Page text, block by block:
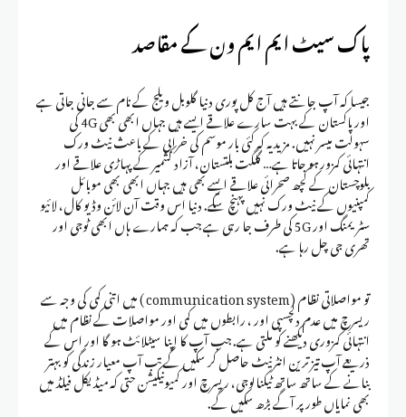
پاک سیٹ ایم ایم ون کے مقاصد
جیسا کہ آپ جانتے ہیں آج کل پوری دنیا گلوبل ویلج کے نام سے جانی جاتی ہے
اور پاکستان کے بہت سارے علاقے ایسے ہیں جہاں ابھی بھی 4G کی
سہولت میسر نہیں. مزید یہ کہ کئی بار موسم کی خرابی کے باعث نیٹ ورک
انتہائی کمزور ہو جاتا ہے… گلگت بلتستان، آزاد کشمیر کے پہاڑی علاقے اور
بلوچستان کے کچھ صحرائی علاقے ایسے بھی ہیں جہاں ابھی بھی موبائل
کمپنیوں کے نیٹ ورک نہیں پہنچ سکے. دنیا اس وقت آن لائن وڈیو کال، لائیو
سٹریمنگ اور 5G کی طرف جا رہی ہے جب کہ ہمارے ہاں ابھی ٹوجی اور
تھری جی چل رہا ہے.
تو مواصلاتی نظام (communication system ) میں اتنی کمی کی وجہ سے
ریسرچ میں عدم دلچسپی اور ، رابطوں میں کمی اور مواصلات کے نظام میں
انتہائی کمزوری دیکھنے کو ملتی ہے. جب آپ کا اپنا سیٹلائٹ ہو گا اور اس کے
ذریعے آپ تیز ترین انٹرنیٹ حاصل کر سکیں گے تب آپ معیار زندگی کو بہتر
بنانے کے ساتھ ساتھ ٹیکنالوجی، ریسرچ اور کمیونیکیشن حتی کہ میڈیکل فیلڈ میں
بھی نمایاں طور پر آگے بڑھ سکیں گے.